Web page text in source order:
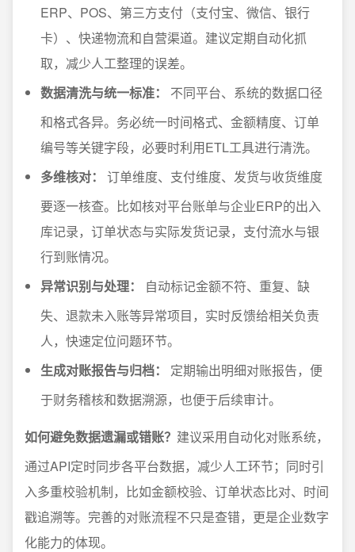
ERP、POS、第三方支付（支付宝、微信、银行
卡）、快递物流和自营渠道。建议定期自动化抓
取，减少人工整理的误差。
数据清洗与统一标准：
不同平台、系统的数据口径
和格式各异。务必统一时间格式、金额精度、订单
编号等关键字段，必要时利用ETL工具进行清洗。
多维核对：
订单维度、支付维度、发货与收货维度
要逐一核查。比如核对平台账单与企业ERP的出入
库记录，订单状态与实际发货记录，支付流水与银
行到账情况。
异常识别与处理：
自动标记金额不符、重复、缺
失、退款未入账等异常项目，实时反馈给相关负责
人，快速定位问题环节。
生成对账报告与归档：
定期输出明细对账报告，便
于财务稽核和数据溯源，也便于后续审计。
如何避免数据遗漏或错账？ 建议采用自动化对账系统，
通过API定时同步各平台数据，减少人工环节；同时引
入多重校验机制，比如金额校验、订单状态比对、时间
戳追溯等。完善的对账流程不只是查错，更是企业数字
化能力的体现。